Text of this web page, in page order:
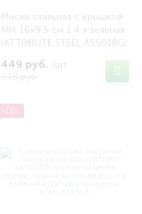
Миска стальная с крышкой
MIX 16х9.5 см 1.4 л зеленая
(ATTRIBUTE STEEL ASS018G)
449 руб. /шт
548 руб.
-18%